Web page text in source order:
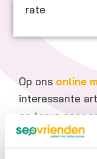
Op ons online
interessante
ga terug naar
woordenboek
rate